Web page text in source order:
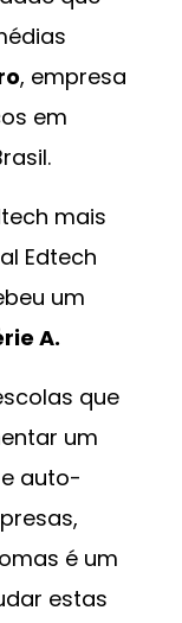
, empresa
em
mais
Edtech
um
A.
que
um
auto-
é um
estas